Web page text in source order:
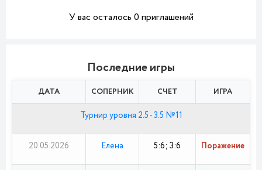
У вас осталось 0 приглашений
Последние игры
ДАТА СОПЕРНИК СЧЕТ ИГРА
Турнир уровня 2.5 - 3.5 №11
20.05.2026 Елена 5:6; 3:6 Поражение